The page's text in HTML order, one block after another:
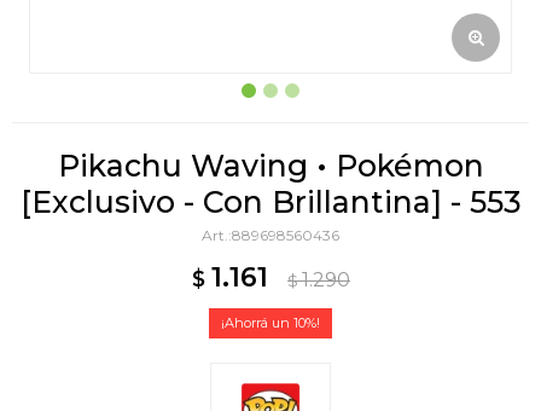
Pikachu Waving • Pokémon
[Exclusivo - Con Brillantina] - 553
889698560436
$ 1.161 $ 1.290
10